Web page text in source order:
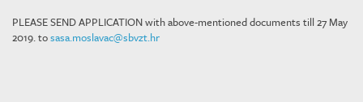
PLEASE SEND APPLICATION with above-mentioned documents till 27 May
2019. tosasa.moslavac@sbvzt.hr